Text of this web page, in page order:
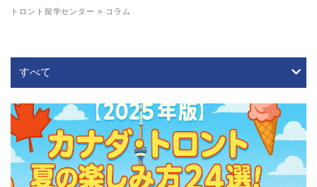
トロント留学センター > コラム